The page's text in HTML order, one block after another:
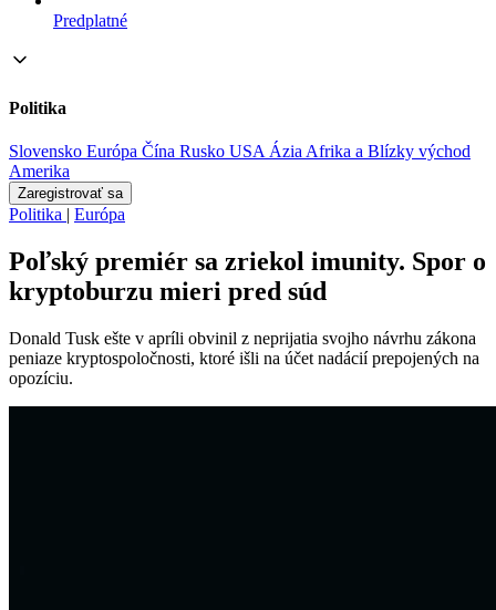
Predplatné
Politika
Slovensko Európa Čína Rusko USA ÁziaAfrika a Blízky východ
Amerika
Zaregistrovať sa
Politika | Európa
Poľský premiér sa zriekol imunity. Spor o
kryptoburzu mieri pred súd
Donald Tusk ešte v apríli obvinil z neprijatia svojho návrhu zákona
peniaze kryptospoločnosti, ktoré išli na účet nadácií prepojených na
opozíciu.